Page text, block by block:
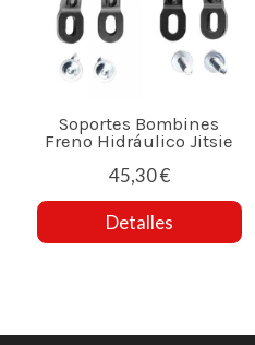
Soportes Bombines
Freno Hidráulico Jitsie
45,30 €
Detalles